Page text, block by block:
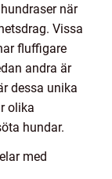
när
Vissa
fluffigare
andra är
dessa unika
olika
hundar.
med